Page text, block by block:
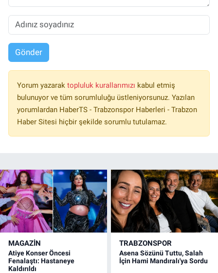
Gönder
Yorum yazarak topluluk kurallarımızı kabul etmiş
bulunuyor ve tüm sorumluluğu üstleniyorsunuz. Yazılan
yorumlardan HaberTS - Trabzonspor Haberleri - Trabzon
Haber Sitesi hiçbir şekilde sorumlu tutulamaz.
MAGAZİN
Atiye Konser Öncesi
Fenalaştı: Hastaneye
Kaldırıldı
TRABZONSPOR
Asena Sözünü Tuttu, Salah
İçin Hami Mandıralı'ya Sordu